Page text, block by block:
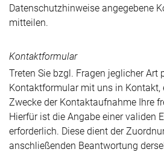
Datenschutzhinweise angegebene
mitteilen.
Kontaktformular
Treten Sie bzgl. Fragen jeglicher Art
Kontaktformular mit uns in Kontakt,
Zwecke der Kontaktaufnahme Ihre
Hierfür ist die Angabe einer validen
erforderlich. Diese dient der
anschließenden Beantwortung